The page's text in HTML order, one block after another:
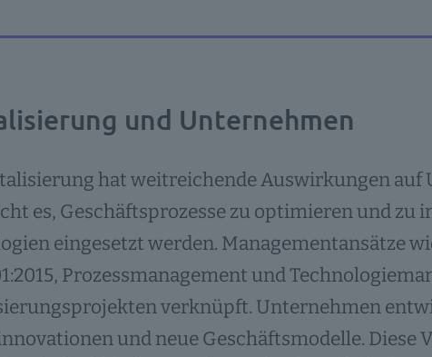
und Unternehmen
hat weitreichende Auswirkungen auf
es, Geschäftsprozesse zu optimieren und zu
eingesetzt werden. Managementansätze
Prozessmanagement und
verknüpft. Unternehmen
und neue Geschäftsmodelle. Diese